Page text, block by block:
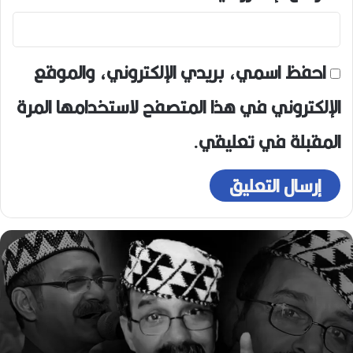
احفظ اسمي، بريدي الإلكتروني، والموقع
الإلكتروني في هذا المتصفح لاستخدامها المرة
المقبلة في تعليقي.
ه
و
ا
ر
ي
ع
و